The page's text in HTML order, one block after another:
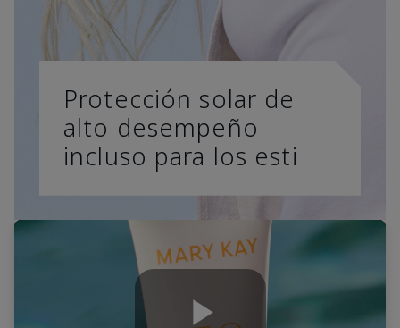
Protección solar de
alto desempeño
incluso para los esti